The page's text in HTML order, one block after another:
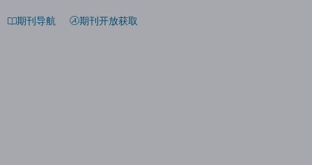
期刊导航 期刊开放获取